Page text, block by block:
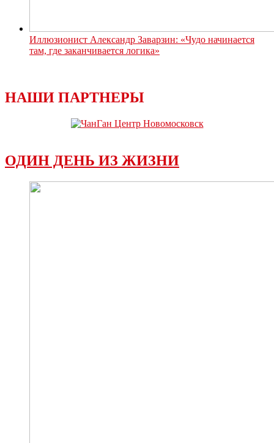
Иллюзионист Александр Заварзин: «Чудо начинается
там, где заканчивается логика»
НАШИ ПАРТНЕРЫ
ОДИН ДЕНЬ ИЗ ЖИЗНИ